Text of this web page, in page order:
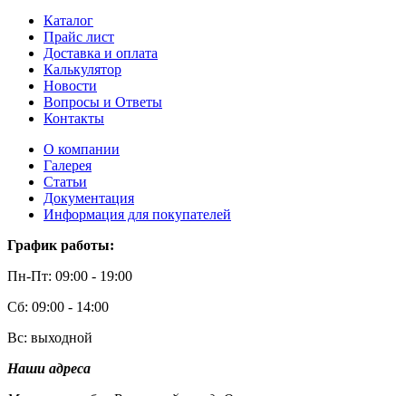
Каталог
Прайс лист
Доставка и оплата
Калькулятор
Новости
Вопросы и Ответы
Контакты
О компании
Галерея
Статьи
Документация
Информация для покупателей
График работы:
Пн-Пт: 09:00 - 19:00
Сб: 09:00 - 14:00
Вс: выходной
Наши адреса